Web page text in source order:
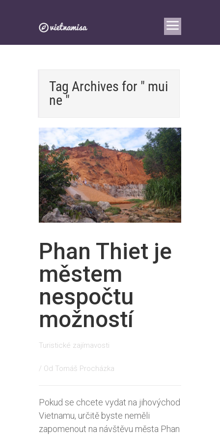
Tag Archives for " mui
ne "
Phan Thiet je
městem
nespočtu
možností
Turistické zajímavosti
/ Od Tomáš Procházka
Pokud se chcete vydat na jihovýchod
Vietnamu, určitě byste neměli
zapomenout na návštěvu města Phan